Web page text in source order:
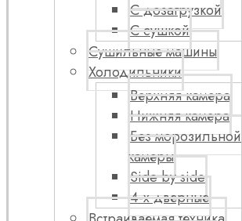
С дозагрузкой
С сушкой
Сушильные машины
Холодильники
Верхняя камера
Нижняя камера
Без морозильной
камеры
Side by side
4-х дверные